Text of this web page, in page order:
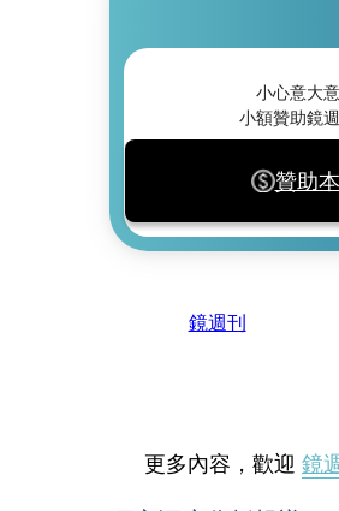
小心意大
小額贊助鏡週
贊助
鏡週刊
更多內容，歡迎 鏡